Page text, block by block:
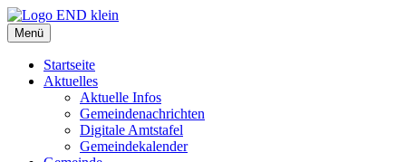
Zum
Inhalt
springen
Menü
Startseite
Aktuelles
Aktuelle Infos
Gemeindenachrichten
Digitale Amtstafel
Gemeindekalender